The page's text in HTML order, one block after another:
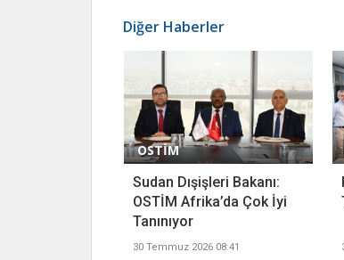
Diğer Haberler
OSTİM
Sudan Dışişleri Bakanı:
OSTİM Afrika’da Çok İyi
Tanınıyor
30 Temmuz 2026 08:41